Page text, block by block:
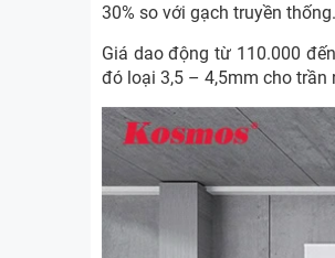
30% so với gạch truyền thống.
Giá dao động từ 110.000
đó loại 3,5 – 4,5mm cho